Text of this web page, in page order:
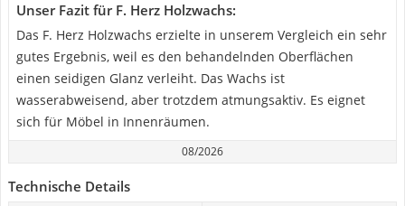
Unser Fazit für F. Herz Holzwachs:
Das F. Herz Holzwachs erzielte in unserem Vergleich ein sehr
gutes Ergebnis, weil es den behandelnden Oberflächen
einen seidigen Glanz verleiht. Das Wachs ist
wasserabweisend, aber trotzdem atmungsaktiv. Es eignet
sich für Möbel in Innenräumen.
08/2026
Technische Details